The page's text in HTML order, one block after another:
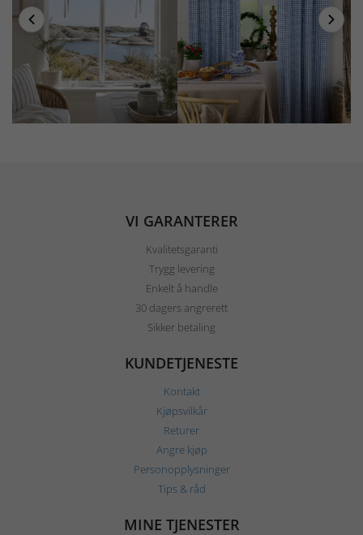
VI GARANTERER
Kvalitetsgaranti
Trygg levering
Enkelt å handle
30 dagers angrerett
Sikker betaling
KUNDETJENESTE
Kontakt
Kjøpsvilkår
Returer
Angre kjøp
Personopplysninger
Tips & råd
MINE TJENESTER